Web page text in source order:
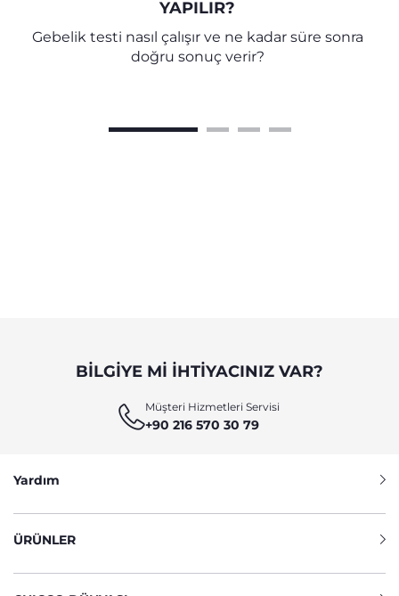
YAPILIR?
Gebelik testi nasıl çalışır ve ne kadar süre sonra
doğru sonuç verir?
BILGIYE MI IHTIYACINIZ VAR?
Müşteri Hizmetleri Servisi
+90 216 570 30 79
Yardım
ÜRÜNLER